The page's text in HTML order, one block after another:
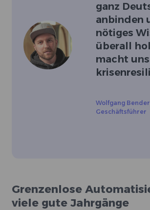
ganz
anbinden
nötiges
überall
macht uns
Wolfgang Bender
Geschäftsführer
Grenzenlose
viele gute Jahrgänge